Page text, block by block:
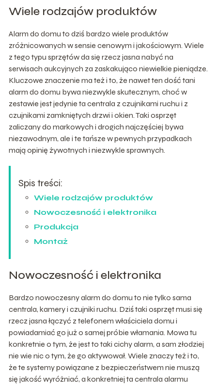
Wiele rodzajów produktów
Alarm do domu to dziś bardzo wiele produktów
zróżnicowanych w sensie cenowym i jakościowym. Wiele
z tego typu sprzętów da się rzecz jasna nabyć na
serwisach aukcyjnych za zaskakująco niewielkie pieniądze.
Kluczowe znaczenie ma też i to, że nawet ten dość tani
alarm do domu bywa niezwykle skutecznym, choć w
zestawie jest jedynie ta centrala z czujnikami ruchu i z
czujnikami zamkniętych drzwi i okien. Taki osprzęt
zaliczany do markowych i drogich najczęściej bywa
niezawodnym, ale i te tańsze w pewnych przypadkach
mają opinię żywotnych i niezwykle sprawnych.
Spis treści:
Wiele rodzajów produktów
Nowoczesność i elektronika
Produkcja
Montaż
Nowoczesność i elektronika
Bardzo nowoczesny alarm do domu to nie tylko sama
centrala, kamery i czujniki ruchu. Dziś taki osprzęt musi się
rzecz jasna łączyć z telefonem właściciela domu i
powiadamiać go już o samej próbie włamania. Mowa tu
konkretnie o tym, że jest to taki cichy alarm, a sam złodziej
nie wie nic o tym, że go aktywował. Wiele znaczy też i to,
że te systemy powiązane z bezpieczeństwem nie muszą
się jakość wyróżniać, a konkretniej ta centrala alarmu